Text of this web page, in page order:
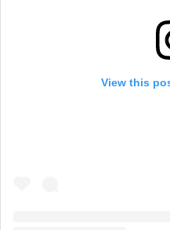
View this